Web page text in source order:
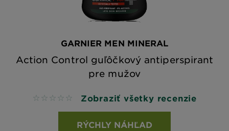
GARNIER MEN MINERAL
Action Control guľôčkový antiperspirant
pre mužov
No reviews Zobraziť všetky recenzie
RÝCHLY NÁHĽAD